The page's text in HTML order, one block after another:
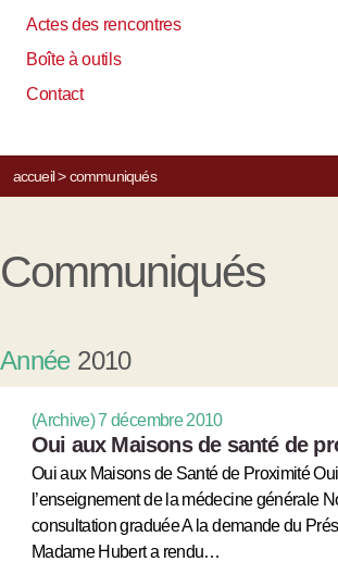
Actes des rencontres
Boîte à outils
Contact
accueil> communiqués
Communiqués
Année2010
(Archive) 7 décembre 2010
Oui aux Maisons de santé de
Oui aux Maisons de Santé de Proximité
l’enseignement de la médecine générale
consultation graduée A la demande du
Madame Hubert a rendu…